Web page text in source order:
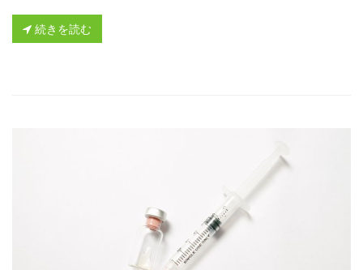
続きを読む